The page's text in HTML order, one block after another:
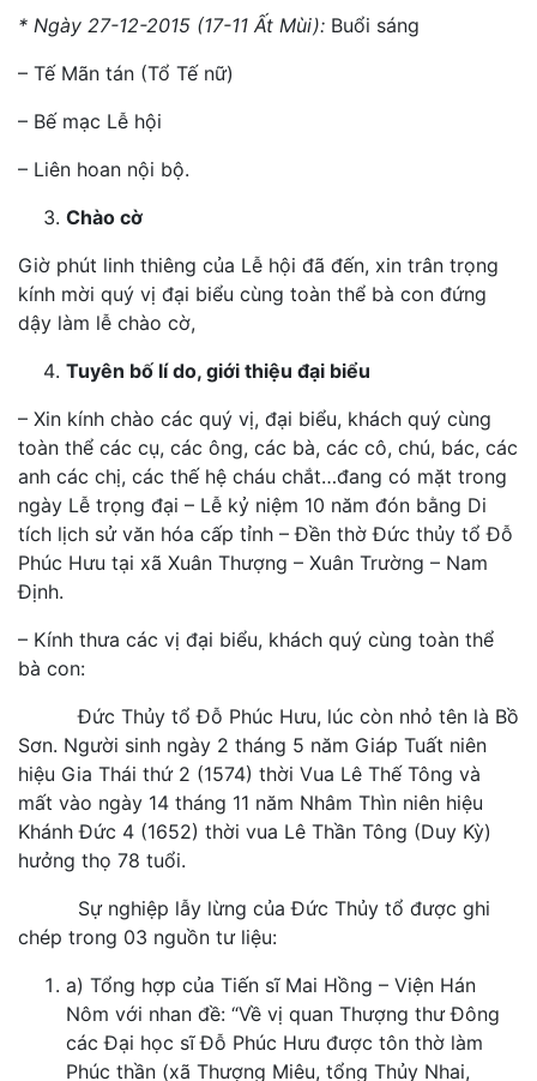
* Ngày 27-12-2015 (17-11 Ất Mùi): Buổi sáng
– Tế Mãn tán (Tổ Tế nữ)
– Bế mạc Lễ hội
– Liên hoan nội bộ.
Chào cờ
Giờ phút linh thiêng của Lễ hội đã đến, xin trân trọng
kính mời quý vị đại biểu cùng toàn thể bà con đứng
dậy làm lễ chào cờ,
Tuyên bố lí do, giới thiệu đại biểu
– Xin kính chào các quý vị, đại biểu, khách quý cùng
toàn thể các cụ, các ông, các bà, các cô, chú, bác, các
anh các chị, các thế hệ cháu chắt…đang có mặt trong
ngày Lễ trọng đại – Lễ kỷ niệm 10 năm đón bằng Di
tích lịch sử văn hóa cấp tỉnh – Đền thờ Đức thủy tổ Đỗ
Phúc Hưu tại xã Xuân Thượng – Xuân Trường – Nam
Định.
– Kính thưa các vị đại biểu, khách quý cùng toàn thể
bà con:
Đức Thủy tổ Đỗ Phúc Hưu, lúc còn nhỏ tên là Bồ
Sơn. Người sinh ngày 2 tháng 5 năm Giáp Tuất niên
hiệu Gia Thái thứ 2 (1574) thời Vua Lê Thế Tông và
mất vào ngày 14 tháng 11 năm Nhâm Thìn niên hiệu
Khánh Đức 4 (1652) thời vua Lê Thần Tông (Duy Kỳ)
hưởng thọ 78 tuổi.
Sự nghiệp lẫy lừng của Đức Thủy tổ được ghi
chép trong 03 nguồn tư liệu:
a) Tổng hợp của Tiến sĩ Mai Hồng – Viện Hán
Nôm với nhan đề: “Về vị quan Thượng thư Đông
các Đại học sĩ Đỗ Phúc Hưu được tôn thờ làm
Phúc thần (xã Thượng Miêu, tổng Thủy Nhai,